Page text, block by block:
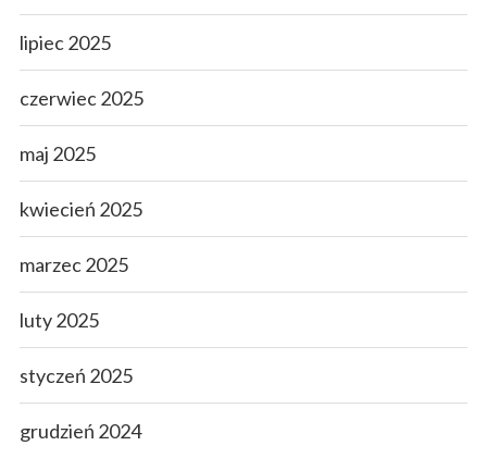
lipiec 2025
czerwiec 2025
maj 2025
kwiecień 2025
marzec 2025
luty 2025
styczeń 2025
grudzień 2024